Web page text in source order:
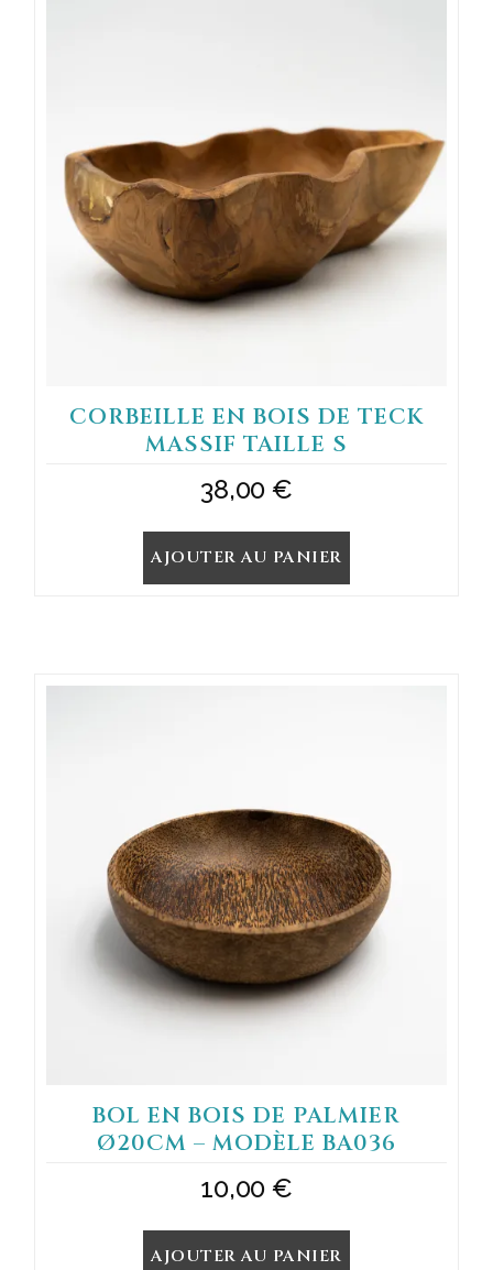
CORBEILLE EN BOIS DE TECK
MASSIF TAILLE S
38,00 €
AJOUTER AU PANIER
BOL EN BOIS DE PALMIER
Ø20CM – MODÈLE BA036
10,00 €
AJOUTER AU PANIER